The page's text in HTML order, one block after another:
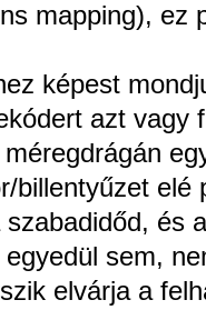
mapping), ez
képest
azt vagy
billentyűzet elé
szabadidőd, és
egyedül sem,
elvárja a